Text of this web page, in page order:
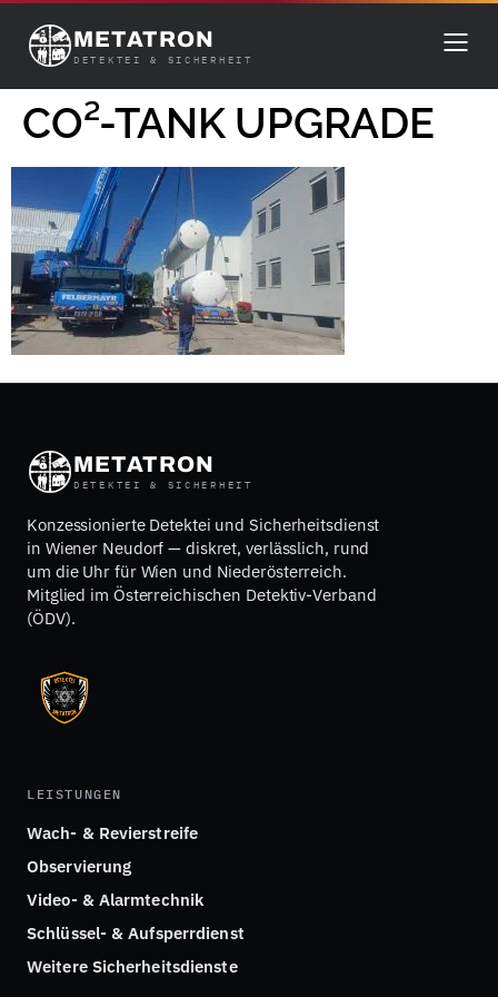
METATRON
DETEKTEI & SICHERHEIT
CO²-TANK UPGRADE
METATRON
DETEKTEI & SICHERHEIT
Konzessionierte Detektei und Sicherheitsdienst
in Wiener Neudorf — diskret, verlässlich, rund
um die Uhr für Wien und Niederösterreich.
Mitglied im Österreichischen Detektiv-Verband
(ÖDV).
LEISTUNGEN
Wach- & Revierstreife
Observierung
Video- & Alarmtechnik
Schlüssel- & Aufsperrdienst
Weitere Sicherheitsdienste